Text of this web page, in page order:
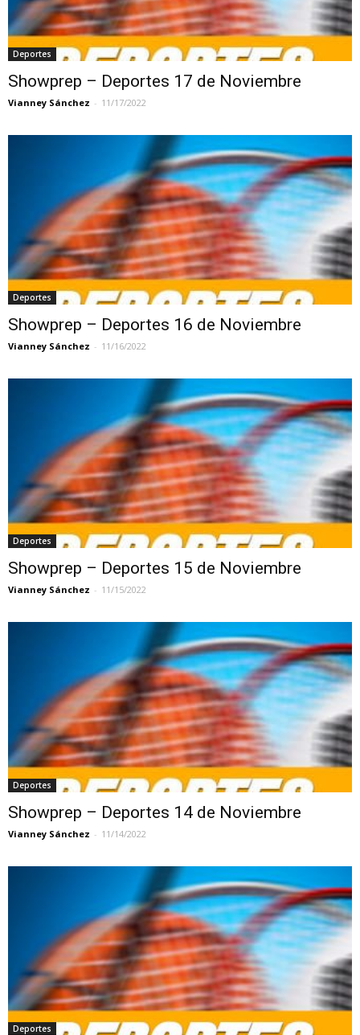
Deportes
Showprep – Deportes 17 de Noviembre
Vianney Sánchez - 11/17/2022
Deportes
Showprep – Deportes 16 de Noviembre
Vianney Sánchez - 11/16/2022
Deportes
Showprep – Deportes 15 de Noviembre
Vianney Sánchez - 11/15/2022
Deportes
Showprep – Deportes 14 de Noviembre
Vianney Sánchez - 11/14/2022
Deportes